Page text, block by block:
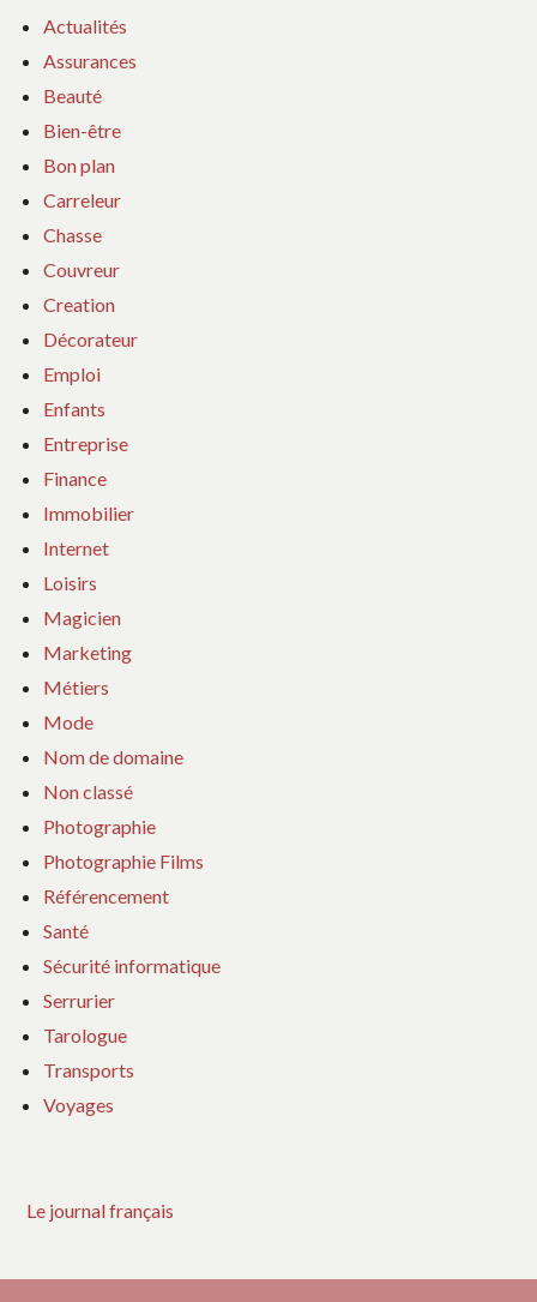
Actualités
Assurances
Beauté
Bien-être
Bon plan
Carreleur
Chasse
Couvreur
Creation
Décorateur
Emploi
Enfants
Entreprise
Finance
Immobilier
Internet
Loisirs
Magicien
Marketing
Métiers
Mode
Nom de domaine
Non classé
Photographie
Photographie Films
Référencement
Santé
Sécurité informatique
Serrurier
Tarologue
Transports
Voyages
Le journal français